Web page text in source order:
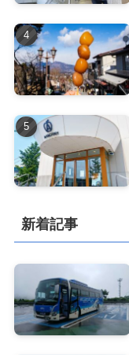
新着記事